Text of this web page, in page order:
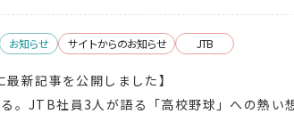
お知らせ サイトからのお知らせ JTB
新記事を公開しました】
。JTB社員3人が語る「高校野球」への熱い